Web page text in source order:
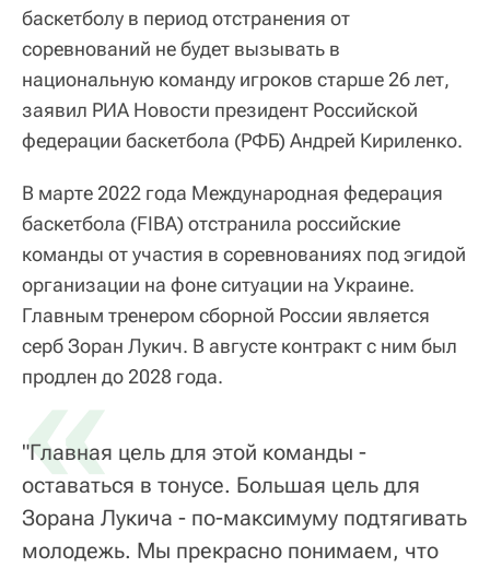
баскетболу в период отстранения от
соревнований не будет вызывать в
национальную команду игроков старше 26 лет,
заявил РИА Новости президент Российской
федерации баскетбола (РФБ) Андрей Кириленко.
В марте 2022 года Международная федерация
баскетбола (FIBA) отстранила российские
команды от участия в соревнованиях под эгидой
организации на фоне ситуации на Украине.
Главным тренером сборной России является
серб Зоран Лукич. В августе контракт с ним был
продлен до 2028 года.
«
"Главная цель для этой команды -
оставаться в тонусе. Большая цель для
Зорана Лукича - по-максимуму подтягивать
молодежь. Мы прекрасно понимаем, что